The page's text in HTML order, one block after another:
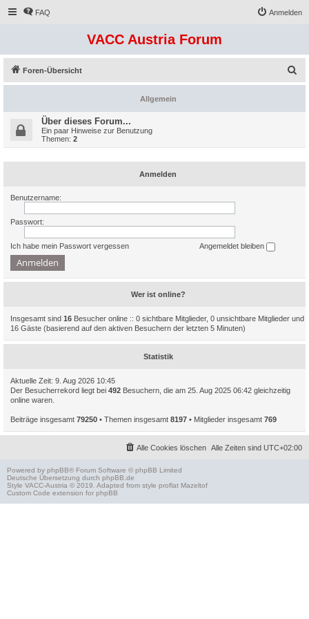
FAQ Anmelden
VACC Austria Forum
Foren-Übersicht
u
Allgemein
Über dieses Forum...
Ein paar Hinweise zur Benutzung
Themen: 2
Anmelden
Benutzername:
Passwort:
Ich habe mein Passwort vergessen Angemeldet bleiben
Wer ist online?
Insgesamt sind 16 Besucher online :: 0 sichtbare Mitglieder, 0 unsichtbare Mitglieder und
16 Gäste (basierend auf den aktiven Besuchern der letzten 5 Minuten)
Statistik
Aktuelle Zeit: 9. Aug 2026 10:45
Der Besucherrekord liegt bei 492 Besuchern, die am 25. Aug 2025 06:42 gleichzeitig
online waren.
Beiträge insgesamt 79250 • Themen insgesamt 8197 • Mitglieder insgesamt 769
Alle Zeiten sind UTC+02:00
Alle Cookies löschen
Powered by phpBB® Forum Software © phpBB Limited
Deutsche Übersetzung durch phpBB.de
Style VACC-Austria © 2019. Adapted from style proflat Mazeltof
Custom Code extension for phpBB